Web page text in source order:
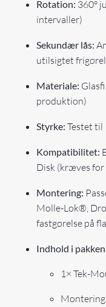
Rotation: 360°
intervaller)
Sekundær lås:
utilsigtet
Materiale:
produktion)
Styrke: Testet
Kompatibilitet:
Disk (kræves
Montering:
Molle-Lok®,
fastgørelse på
Indhold i
1× Tek-